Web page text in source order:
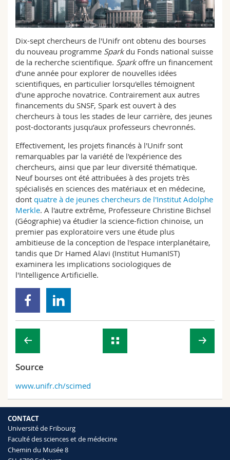
Sciences et médecine
Collaborateurs
Webmail
Programme des cours
MyUnifr
Dix-sept chercheurs de l'Unifr ont obtenu des bourses
du nouveau programme Sparkdu Fonds national suisse
de la recherche scientifique. Sparkoffre un financement
d’une année pour explorer de nouvelles idées
scientifiques, en particulier lorsqu'elles témoignent
d'une approche novatrice. Contrairement aux autres
financements du SNSF, Spark est ouvert à des
chercheurs à tous les stades de leur carrière, des jeunes
post-doctorants jusqu’aux professeurs chevronnés.
Effectivement, les projets financés à l'Unifr sont
remarquables par la variété de l'expérience des
chercheurs, ainsi que par leur diversité thématique.
Neuf bourses ont été attribuées à des projets très
spécialisés en sciences des matériaux et en médecine,
dont quatre à de jeunes chercheurs de l'Institut Adolphe
Merkle. A l'autre extrême, Professeure Christine Bichsel
(Géographie) va étudier la science-fiction chinoise, un
premier pas exploratoire vers une étude plus
ambitieuse de la conception de l'espace interplanétaire,
tandis que Dr Hamed Alavi (Institut HumanIST)
examinera les implications sociologiques de
l'Intelligence Artificielle.
Source
www.unifr.ch/scimed
CONTACT
Université de Fribourg
Faculté des sciences et de médecine
Chemin du Musée 8